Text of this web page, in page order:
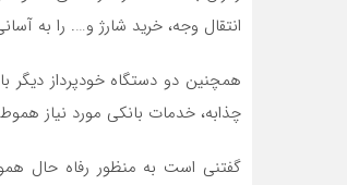
انتقال وجه، خرید شارژ و…. را به
همچنین دو دستگاه خودپرداز دیگر
چذابه، خدمات بانکی مورد نیاز
گفتنی است به منظور رفاه حال